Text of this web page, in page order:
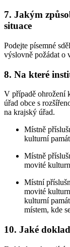
7. Jakým
situace
Podejte písemné
výslovně požádat o
8. Na které
V případě ohrožení
úřad obce s
na krajský úřad.
Místně
kulturní
Místně
movité
Místní
movité
kulturní
místem, kde
10. Jaké